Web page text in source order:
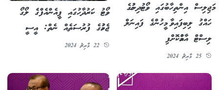
މަޖިލިސް އިންތިހާބުގައި ވޯޓުދިނުމުގެ
ހައްގު ލިބިފައިވާ މީހުންގެ ފައިނަލް
ލިސްޓް އާއްމުކޮށްފި
25 މާރިޗު 2024
ވޯޓު ކަރުދާހުގައި ޕީއެންއެފްގެ ލޯގޯ
ޖެހުމުގެ ފުރުސަތެއް ނެތް: އީސީ